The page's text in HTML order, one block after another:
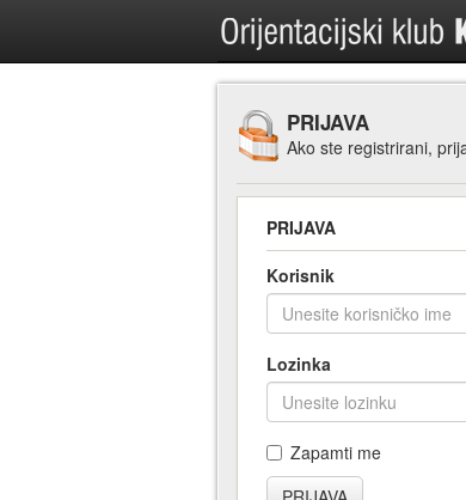
PRIJAVA
Ako ste registrirani,
PRIJAVA
Korisnik
Lozinka
Zapamti me